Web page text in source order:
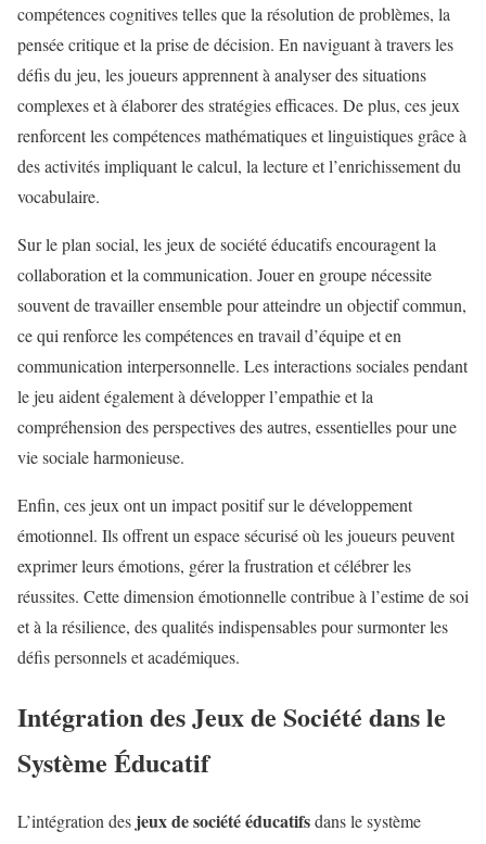
compétences cognitives telles que la résolution de problèmes, la
pensée critique et la prise de décision. En naviguant à travers les
défis du jeu, les joueurs apprennent à analyser des situations
complexes et à élaborer des stratégies efficaces. De plus, ces jeux
renforcent les compétences mathématiques et linguistiques grâce à
des activités impliquant le calcul, la lecture et l’enrichissement du
vocabulaire.
Sur le plan social, les jeux de société éducatifs encouragent la
collaboration et la communication. Jouer en groupe nécessite
souvent de travailler ensemble pour atteindre un objectif commun,
ce qui renforce les compétences en travail d’équipe et en
communication interpersonnelle. Les interactions sociales pendant
le jeu aident également à développer l’empathie et la
compréhension des perspectives des autres, essentielles pour une
vie sociale harmonieuse.
Enfin, ces jeux ont un impact positif sur le développement
émotionnel. Ils offrent un espace sécurisé où les joueurs peuvent
exprimer leurs émotions, gérer la frustration et célébrer les
réussites. Cette dimension émotionnelle contribue à l’estime de soi
et à la résilience, des qualités indispensables pour surmonter les
défis personnels et académiques.
Intégration des Jeux de Société dans le
Système Éducatif
L’intégration des jeux de société éducatifsdans le système